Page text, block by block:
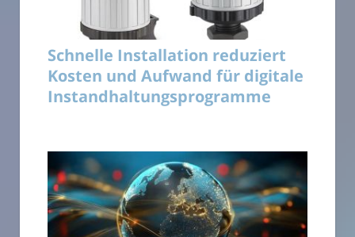
Schnelle Installation reduziert
Kosten und Aufwand für digitale
Instandhaltungsprogramme